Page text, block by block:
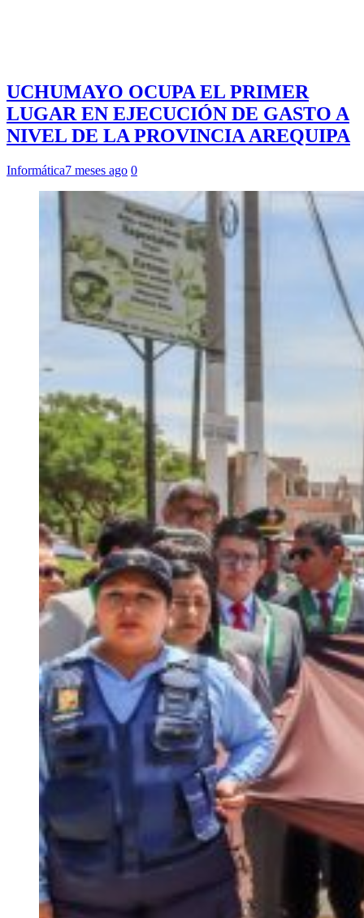
UCHUMAYO OCUPA EL PRIMER
LUGAR EN EJECUCIÓN DE GASTO A
NIVEL DE LA PROVINCIA AREQUIPA
Informática7 meses ago 0